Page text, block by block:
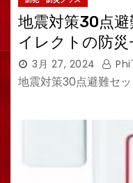
地震対策30点
イレクトの防災
3月 27, 2024
地震対策30点避難